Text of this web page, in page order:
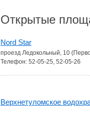
Открытые
Nord Star
проезд Ледокольный, 10
Телефон: 52-05-25, 52-05-26
Верхнетуломское